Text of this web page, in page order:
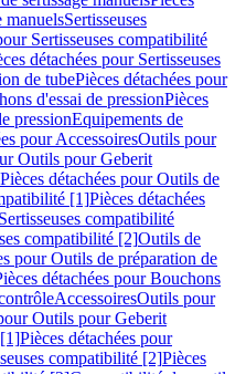
manuelsSertisseuses
Sertisseuses compatibilité
détachées pour Sertisseuses
de tubePièces détachées pour
d'essai de pressionPièces
pressionEquipements de
pour AccessoiresOutils pour
Outils pour Geberit
Pièces détachées pour Outils de
[1]Pièces détachées
Sertisseuses compatibilité
compatibilité [2]Outils de
pour Outils de préparation de
détachées pour Bouchons
AccessoiresOutils pour
Outils pour Geberit
Pièces détachées pour
compatibilité [2]Pièces